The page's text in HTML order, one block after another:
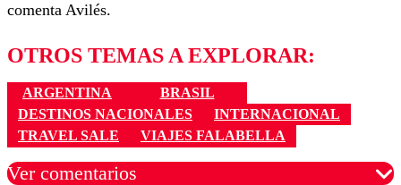
comenta Avilés.
OTROS TEMAS A EXPLORAR:
ARGENTINA
BRASIL
DESTINOS NACIONALES
INTERNACIONAL
TRAVEL SALE
VIAJES FALABELLA
Ver comentarios